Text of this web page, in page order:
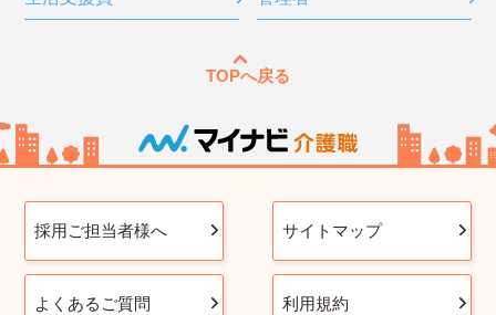
TOPへ戻る
採用ご担当者様へ サイトマップ
よくあるご質問 利用規約